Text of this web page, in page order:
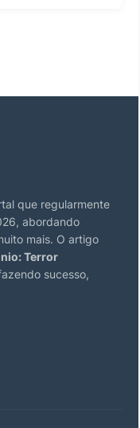
que regularmente
abordando
mais. O artigo
Terror
sucesso,